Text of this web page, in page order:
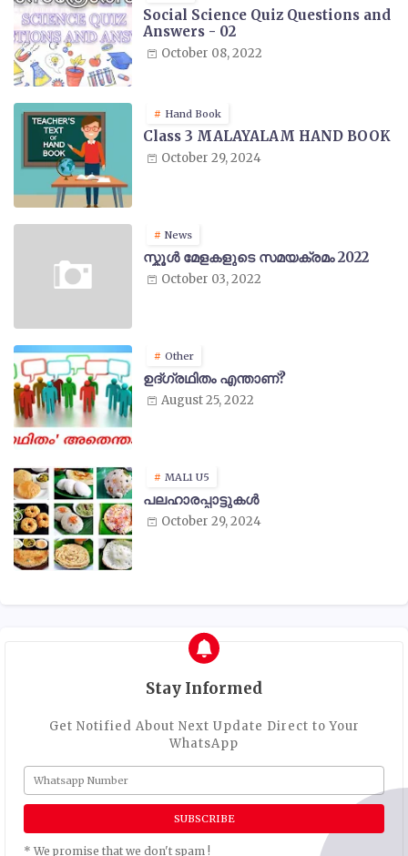
Social Science Quiz Questions and
Answers - 02
October 08, 2022
Hand Book
Class 3 MALAYALAM HAND BOOK
October 29, 2024
News
സ്കൂൾ മേളകളുടെ സമയക്രമം 2022
October 03, 2022
Other
ഉദ്ഗ്രഥിതം എന്താണ്?
August 25, 2022
MAL1 U5
പലഹാരപ്പാട്ടുകൾ
October 29, 2024
Stay Informed
Get Notified About Next Update Direct to Your
WhatsApp
* We promise that we don't spam !